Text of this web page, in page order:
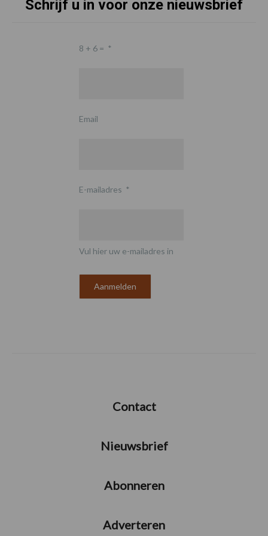
Schrijf u in voor onze nieuwsbrief
8 + 6 = *
Email
E-mailadres *
Vul hier uw e-mailadres in
Contact
Nieuwsbrief
Abonneren
Adverteren